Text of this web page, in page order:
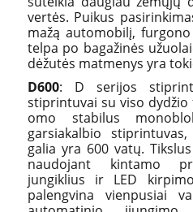
vertės. Puikus
mažą automobilį,
telpa po bagažinės
dėžutės matmenys yra
D600: D serijos
stiprintuvai su viso dydžio
omo stabilus
garsiakalbio
galia yra 600 vatų.
naudojant kintamo
jungiklius ir LED
palengvina vienpusiai